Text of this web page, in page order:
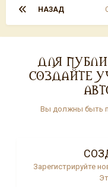
НАЗАД
ДЛЯ
СОЗДАЙТЕ
Вы должны быть
Зарегистрируйте